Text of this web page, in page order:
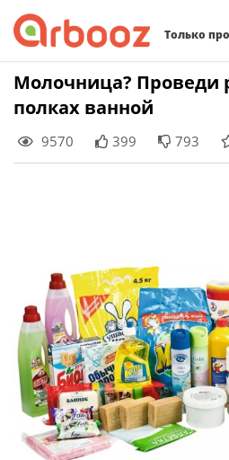
Только
Skip
Молочница? Проведи
полках ванной
9570 399 793
Найти: